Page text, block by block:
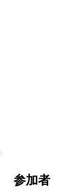
参加者